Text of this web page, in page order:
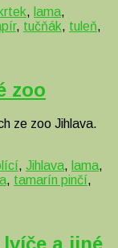
krtek, lama,
, tučňák, tuleň,
zoo
ze zoo Jihlava.
, Jihlava, lama,
, tamarín pinčí,